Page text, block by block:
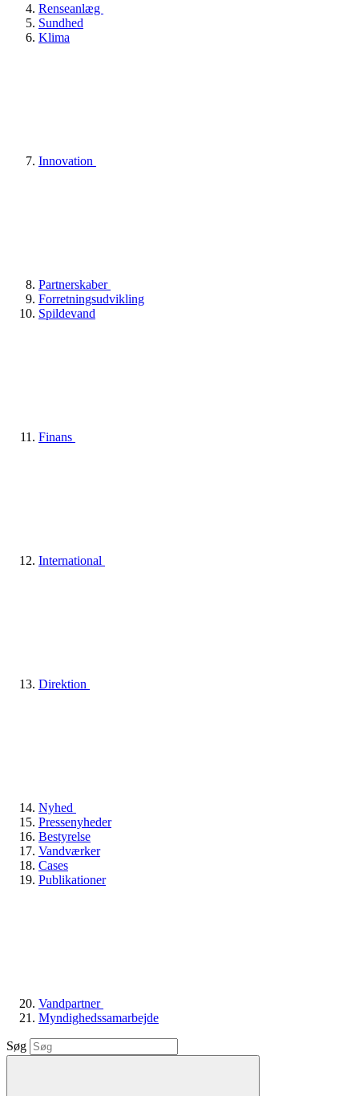
Renseanlæg
Sundhed
Klima
Innovation
Partnerskaber
Forretningsudvikling
Spildevand
Finans
International
Direktion
Nyhed
Pressenyheder
Bestyrelse
Vandværker
Cases
Publikationer
Vandpartner
Myndighedssamarbejde
Søg